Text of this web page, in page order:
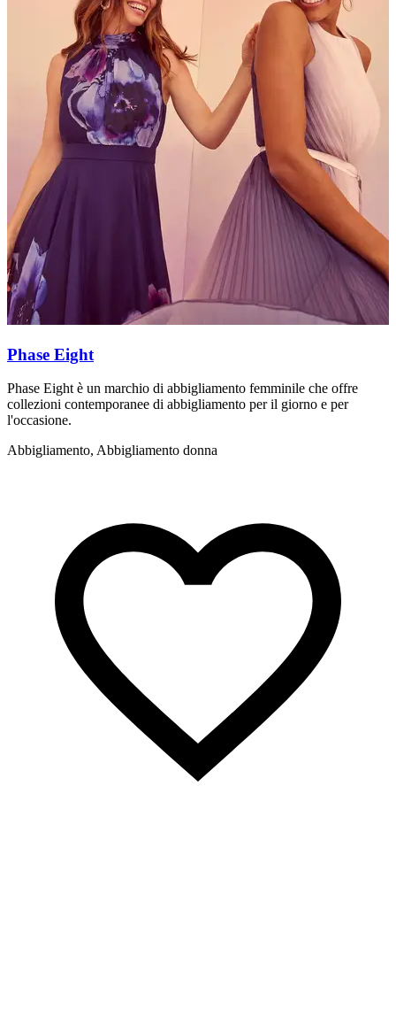
Phase Eight
Phase Eight è un marchio di abbigliamento femminile che offre
collezioni contemporanee di abbigliamento per il giorno e per
l'occasione.
Abbigliamento, Abbigliamento donna